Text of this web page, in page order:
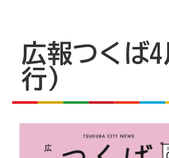
広報つくば
行)